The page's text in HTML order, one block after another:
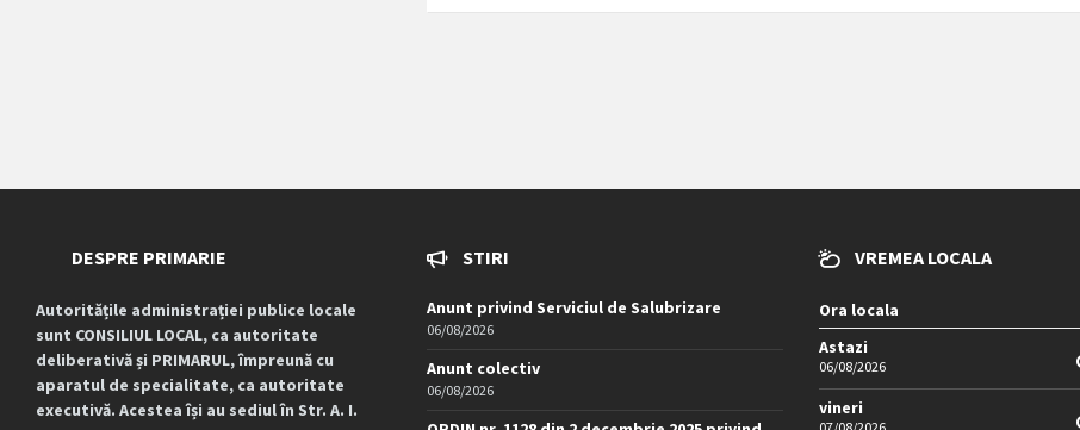
DESPRE PRIMARIE
Autoritățile administrației publice locale
sunt CONSILIUL LOCAL, ca autoritate
deliberativă și PRIMARUL, împreună cu
aparatul de specialitate, ca autoritate
executivă. Acestea își au sediul în Str. A. I.
STIRI
Anunt privind Serviciul de Salubrizare
06/08/2026
Anunt colectiv
06/08/2026
VREMEA LOCALA
Ora locala
Astazi
06/08/2026
vineri